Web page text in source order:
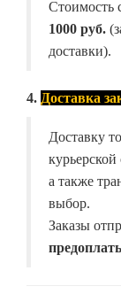
Стоимость
1000 руб.
доставки).
4. Доставка
Доставку
а также
выбор.
Заказы